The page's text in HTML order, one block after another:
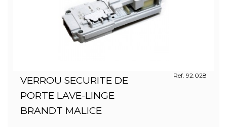
VERROU SECURITE DE
PORTE LAVE-LINGE
BRANDT MALICE
Ref. 92.028